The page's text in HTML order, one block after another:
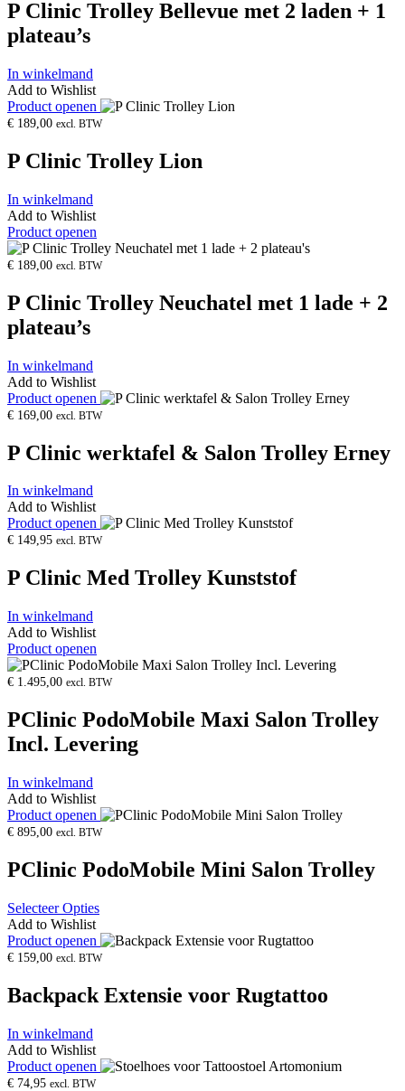
P Clinic Trolley Bellevue met 2 laden + 1
plateau’s
In winkelmand
Add to Wishlist
Product openen
€ 189,00 excl. BTW
P Clinic Trolley Lion
In winkelmand
Add to Wishlist
Product openen
€ 189,00 excl. BTW
P Clinic Trolley Neuchatel met 1 lade + 2
plateau’s
In winkelmand
Add to Wishlist
Product openen
€ 169,00 excl. BTW
P Clinic werktafel & Salon Trolley Erney
In winkelmand
Add to Wishlist
Product openen
€ 149,95 excl. BTW
P Clinic Med Trolley Kunststof
In winkelmand
Add to Wishlist
Product openen
€ 1.495,00 excl. BTW
PClinic PodoMobile Maxi Salon Trolley
Incl. Levering
In winkelmand
Add to Wishlist
Product openen
€ 895,00 excl. BTW
PClinic PodoMobile Mini Salon Trolley
Selecteer Opties
Add to Wishlist
Product openen
€ 159,00 excl. BTW
Backpack Extensie voor Rugtattoo
In winkelmand
Add to Wishlist
Product openen
€ 74,95 excl. BTW